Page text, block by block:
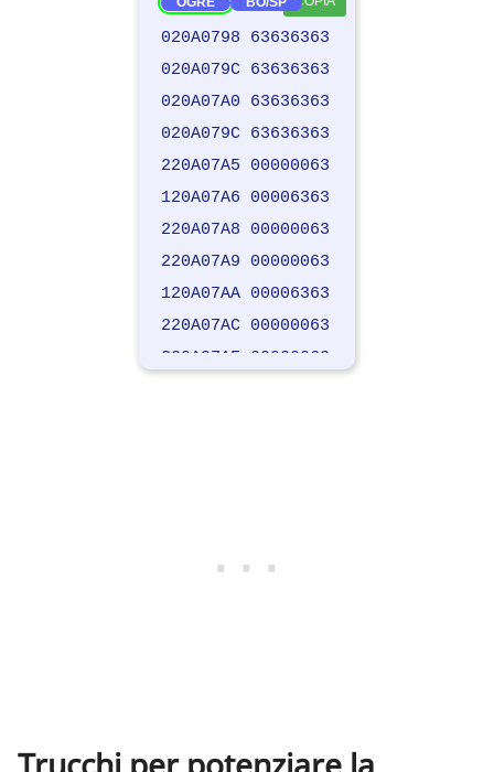
020A0798 63636363
020A079C 63636363
020A07A0 63636363
020A079C 63636363
220A07A5 00000063
120A07A6 00006363
220A07A8 00000063
220A07A9 00000063
120A07AA 00006363
220A07AC 00000063
220A07AF 00000063